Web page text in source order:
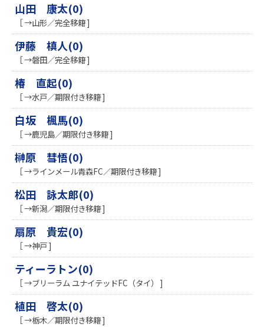
山田 康太(0)
［ →山形／完全移籍 ]
伊藤 槙人(0)
［ →磐田／完全移籍 ]
椿 直起(0)
［ →水戸／期限付き移籍 ]
白坂 楓馬(0)
［ →鹿児島／期限付き移籍 ]
榊原 彗悟(0)
［ →ラインメール青森FC／期限付き移籍 ]
松田 詠太郎(0)
［ →新潟／期限付き移籍 ]
扇原 貴宏(0)
［ →神戸 ]
ティーラトン(0)
［ →ブリーラム ユナイテッドFC（タイ） ]
植田 啓太(0)
［ →栃木／期限付き移籍 ]